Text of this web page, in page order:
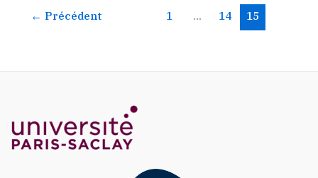
← Précédent 1 … 14 15